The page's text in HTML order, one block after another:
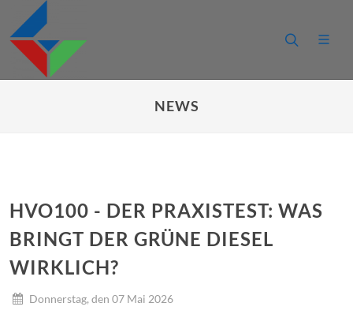
NEWS
HVO100 - DER PRAXISTEST: WAS
BRINGT DER GRÜNE DIESEL
WIRKLICH?
Donnerstag, den 07 Mai 2026